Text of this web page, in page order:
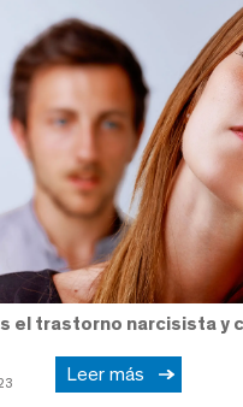
el trastorno narcisista y
Leer más